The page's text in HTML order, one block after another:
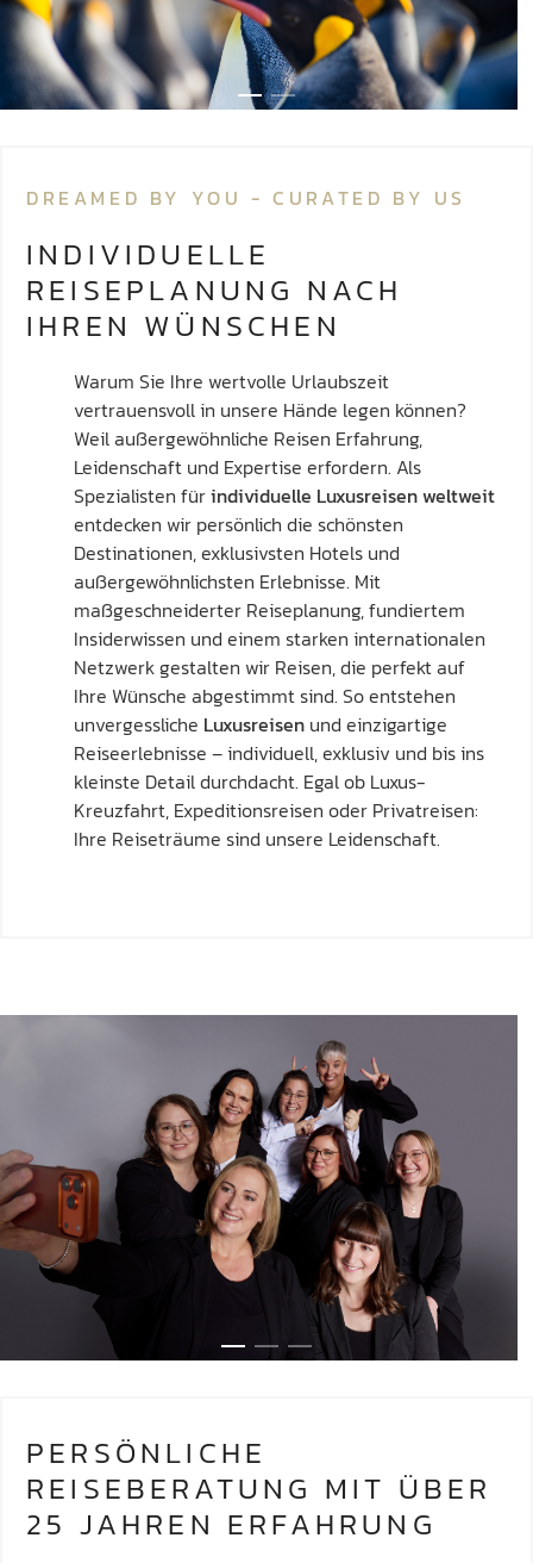
DREAMED BY YOU - CURATED BY US
INDIVIDUELLE
REISEPLANUNG NACH
IHREN WÜNSCHEN
Warum Sie Ihre wertvolle Urlaubszeit
vertrauensvoll in unsere Hände legen können?
Weil außergewöhnliche Reisen Erfahrung,
Leidenschaft und Expertise erfordern. Als
Spezialisten fürindividuelle Luxusreisen weltweit
entdecken wir persönlich die schönsten
Destinationen, exklusivsten Hotels und
außergewöhnlichsten Erlebnisse. Mit
maßgeschneiderter Reiseplanung, fundiertem
Insiderwissen und einem starken internationalen
Netzwerk gestalten wir Reisen, die perfekt auf
Ihre Wünsche abgestimmt sind. So entstehen
unvergessliche Luxusreisen und einzigartige
Reiseerlebnisse – individuell, exklusiv und bis ins
kleinste Detail durchdacht. Egal ob Luxus-
Kreuzfahrt, Expeditionsreisen oder Privatreisen:
Ihre Reiseträume sind unsere Leidenschaft.
PERSÖNLICHE
REISEBERATUNG MIT ÜBER
25 JAHREN ERFAHRUNG